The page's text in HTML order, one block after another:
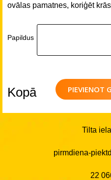
ovālas pamatnes, koriģēt
Papildus
PIEVIENOT
Kopā
Tilta
pirmdiena-
22